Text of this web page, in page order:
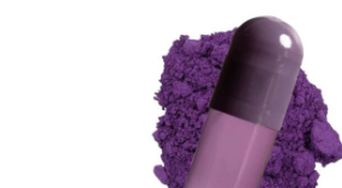
CITEȘTE MAI MULT